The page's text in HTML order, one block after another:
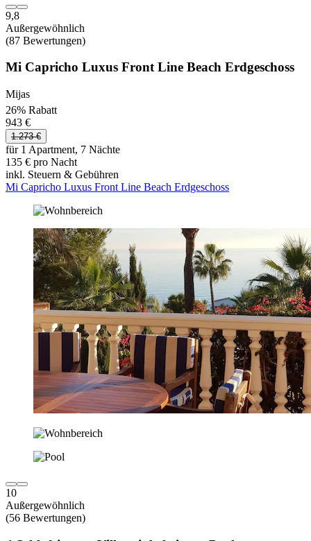
9,8
Außergewöhnlich
(87 Bewertungen)
Mi Capricho Luxus Front Line Beach Erdgeschoss
Mijas
26% Rabatt
943 €
1.273 €
für 1 Apartment, 7 Nächte
135 € pro Nacht
inkl. Steuern & Gebühren
Mi Capricho Luxus Front Line Beach Erdgeschoss
10
Außergewöhnlich
(56 Bewertungen)